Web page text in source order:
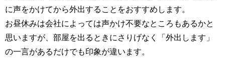
に声をかけてから外出することをおすすめします。
お昼休みは会社によっては声かけ不要なところもあるかと
思いますが、部屋を出るときにさりげなく「外出します」
の一言があるだけでも印象が違います。